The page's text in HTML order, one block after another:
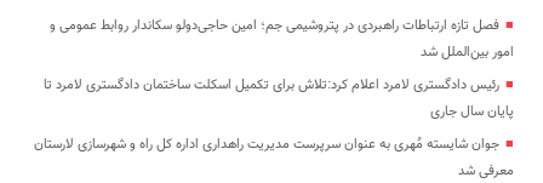
فصل تازه ارتباطات راهبردی در پتروشیمی جم؛ امین حاجی‌دولو سکاندار روابط عمومی و
امور بین‌الملل شد
رئیس دادگستری لامرد اعلام کرد:تلاش برای تکمیل اسکلت ساختمان دادگستری لامرد تا
پایان سال جاری
جوان شایسته مُهری به عنوان سرپرست مدیریت راهداری اداره کل راه و شهرسازی لارستان
معرفی شد